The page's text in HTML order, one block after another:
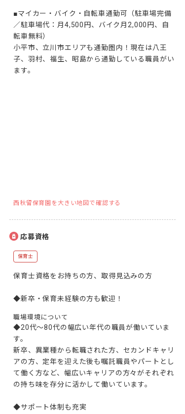
■マイカー・バイク・自転車通勤可（駐車場完備
／駐車場代：月4,500円、バイク月2,000円、自
転車無料）
小平市、立川市エリアも通勤圏内！現在は八王
子、羽村、福生、昭島から通勤している職員がい
ます。
西秋留保育園を大きい地図で確認する
応募資格
保育士
保育士資格をお持ちの方、取得見込みの方
職場環境について
◆20代～80代の幅広い年代の職員が働いていま
す。
新卒、異業種から転職された方、セカンドキャリ
アの方、定年を迎えた後も嘱託職員やパートとし
て働く方など、幅広いキャリアの方々がそれぞれ
の持ち味を存分に活かして働いています。
◆サポート体制も充実